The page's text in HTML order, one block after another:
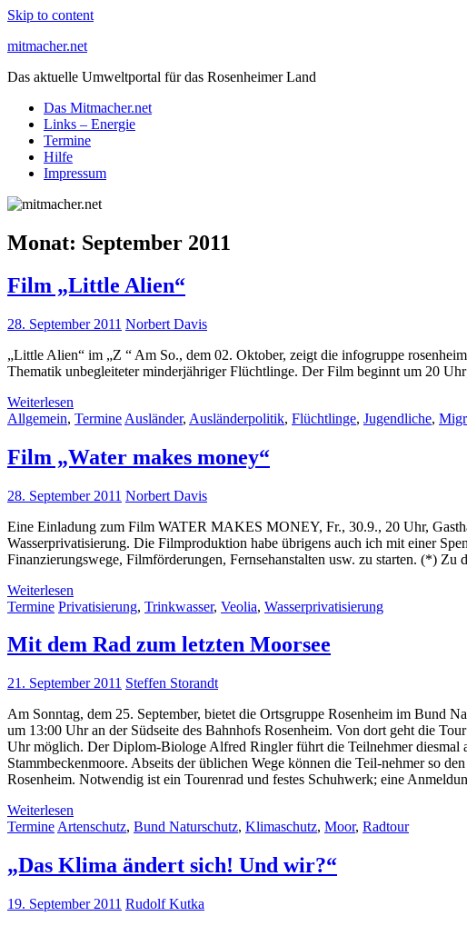
Skip to content
mitmacher.net
Das aktuelle Umweltportal für das Rosenheimer Land
Das Mitmacher.net
Links – Energie
Termine
Hilfe
Impressum
Monat: September 2011
Film „Little Alien“
28. September 2011 Norbert Davis
„Little Alien“ im „Z “ Am So., dem 02. Oktober, zeigt die infogruppe
Thematik unbegleiteter minderjähriger Flüchtlinge. Der Film beginnt um 20
Weiterlesen
Allgemein, Termine Ausländer, Ausländerpolitik, Flüchtlinge, Jugendliche,
Film „Water makes money“
28. September 2011 Norbert Davis
Eine Einladung zum Film WATER MAKES MONEY, Fr., 30.9., 20 Uhr,
Wasserprivatisierung. Die Filmproduktion habe übrigens auch ich mit einer
Finanzierungswege, Filmförderungen, Fernsehanstalten usw. zu starten. (*)
Weiterlesen
Termine Privatisierung, Trinkwasser, Veolia, Wasserprivatisierung
Mit dem Rad zum letzten Moorsee
21. September 2011 Steffen Storandt
Am Sonntag, dem 25. September, bietet die Ortsgruppe Rosenheim im Bund
um 13:00 Uhr an der Südseite des Bahnhofs Rosenheim. Von dort geht die
Uhr möglich. Der Diplom-Biologe Alfred Ringler führt die Teilnehmer diesmal
Stammbeckenmoore. Abseits der üblichen Wege können die Teil-nehmer so
Rosenheim. Notwendig ist ein Tourenrad und festes Schuhwerk; eine
Weiterlesen
Termine Artenschutz, Bund Naturschutz, Klimaschutz, Moor, Radtour
„Das Klima ändert sich! Und wir?“
19. September 2011 Rudolf Kutka